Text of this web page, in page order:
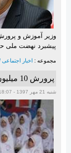
وزیر آموزش و
پیشبرد نهضت ملی حفظ جزء ۳۰
مجموعه : اخبار اجتماعی
پرورش 10 میلیون حافظ قرآن در کشور تا سال ۱۴۰۴
شنبه 21 مهر 1397 - 18:07